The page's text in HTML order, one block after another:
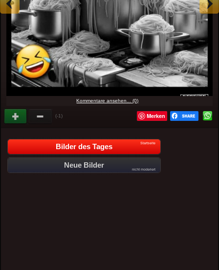
Kommentare ansehen... (0)
(-1) Merken
Bilder des Tages Startseite
Neue Bilder
nicht moderiert